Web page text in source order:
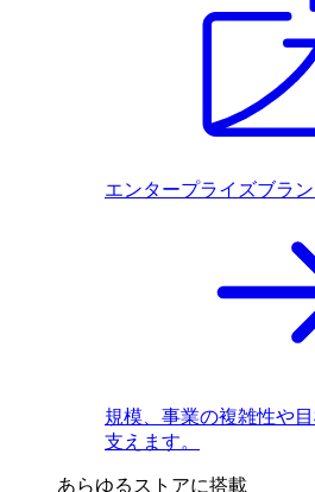
エンタープライズブラ
規模、事業の複雑性や
支えます。
あらゆるストアに搭載